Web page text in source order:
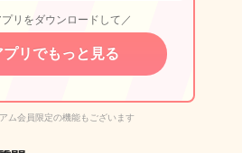
リをダウンロードして／
プリでもっと見る
ム会員限定の機能もございます